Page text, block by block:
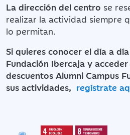
La dirección del centro se
realizar la actividad siempre
lo permitan.
Si quieres conocer el día a
Fundación Ibercaja y
descuentos Alumni Campus
sus actividades, regístrate